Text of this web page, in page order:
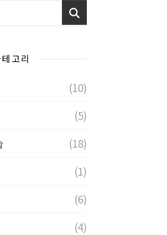
고리
(10)
(5)
(18)
(1)
(6)
(4)